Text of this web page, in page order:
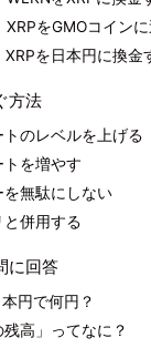
XRPをGMOコイン
XRPを日本円に換金
方法
トのレベルを上げる
トを増やす
を無駄にしない
併用する
に回答
円で何円？
残高」ってなに？